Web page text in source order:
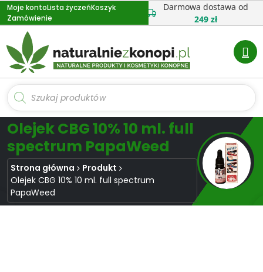
Przejdź
do
treści
Moje kontoLista życzeńKoszyk
Zamówienie
Darmowa dostawa od
249 zł
Wyszukiwarka
produktów
Olejek CBG 10% 10 ml. full
spectrum PapaWeed
Strona główna
Produkt
Olejek CBG 10% 10 ml. full spectrum
PapaWeed